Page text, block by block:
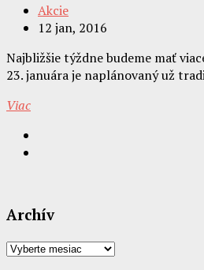
Akcie
12 jan, 2016
Najbližšie týždne budeme mať
23. januára je naplánovaný už
Viac
Archív
Archív